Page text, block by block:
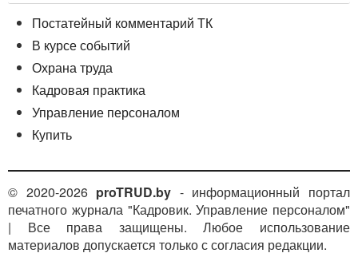
Постатейный комментарий ТК
В курсе событий
Охрана труда
Кадровая практика
Управление персоналом
Купить
© 2020-2026 proTRUD.by - информационный портал
печатного журнала "Кадровик. Управление персоналом"
| Все права защищены. Любое использование
материалов допускается только с согласия редакции.